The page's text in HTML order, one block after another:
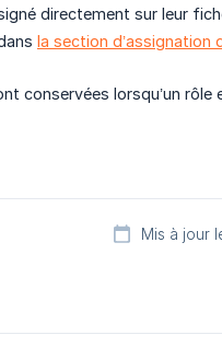
directement sur leur
la section d’assignation
conservées lorsqu’un rôle
Mis à jour